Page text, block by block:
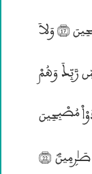
أَصْحَـٰبَ ۰لْجَنَّةِ إِذَ اَقْسَمُواْ لَيَصْرۣمُنَّهَا مُصْبِحِينَ (17) وَلاَ
رَّبِّــكَ وَهُمْ
(20) فَتَنَادَوْاْ مُصْبِحِينَ
(21) أَنُ ۶غْدُواْ عَلَيٰ حَرْثِكُمُ; إِن كُنتُمْ صَـٰرۣمِينَؐ (22)